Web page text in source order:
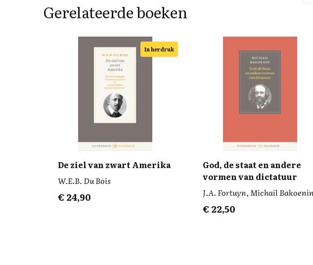
Gerelateerde boeken
In herdruk
De ziel van zwart Amerika
W.E.B. Du Bois
€ 24,90
God, de staat en andere
vormen van dictatuur
J.A. Fortuyn, Michail Bakoenin
€ 22,50